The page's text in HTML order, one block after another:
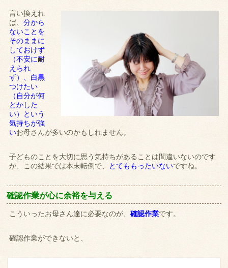
言い換えれ
ば、分から
ないことを
そのままに
しておけず
（不安に耐
えられ
ず）、白黒
つけたい
（自分が何
とかした
い）という
気持ちが強
いお母さんが多いのかもしれません。
子どものことを大切に思う気持ちがあることは間違いないのです
が、この結果では本末転倒で、 とてももったいないですね。
確認作業が心に余裕を与える
こういったお母さん達に必要なのが、確認作業です。
確認作業ができないと、